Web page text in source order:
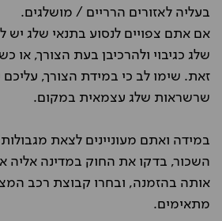
בעליה לאזורים הרריים / מושלגים.
אם אתם צפויים לנסוע בתנאי שלג יש
שלג כגיבוי ולהרכיבן בעת הצורך, או
זאת. שימו לב כי במידת הצורך, עליכם
שרשראות שלג עצמאית במקום.
במידה ואתם מעוניינים לצאת
השכור, בדקו את החוק במדינה אליה
אותה בהזמנה, ובחרו קבוצת רכב
מתאימים.